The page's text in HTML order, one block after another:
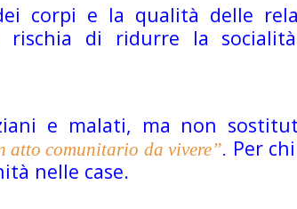
corpi e la qualità delle
rischia di ridurre la
e malati, ma non
atto comunitario da vivere”. Per
nelle case.